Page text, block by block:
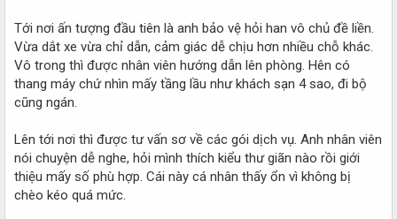
Tới nơi ấn tượng đầu tiên là anh bảo vệ hỏi han vô chủ đề liền.
Vừa dắt xe vừa chỉ dẫn, cảm giác dễ chịu hơn nhiều chỗ khác.
Vô trong thì được nhân viên hướng dẫn lên phòng. Hên có
thang máy chứ nhìn mấy tầng lầu như khách sạn 4 sao, đi bộ
cũng ngán.
Lên tới nơi thì được tư vấn sơ về các gói dịch vụ. Anh nhân viên
nói chuyện dễ nghe, hỏi mình thích kiểu thư giãn nào rồi giới
thiệu mấy số phù hợp. Cái này cá nhân thấy ổn vì không bị
chèo kéo quá mức.